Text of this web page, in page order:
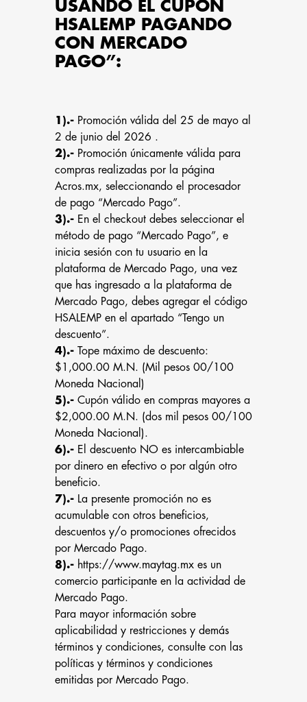
USANDO EL CUPÓN
HSALEMP PAGANDO
CON MERCADO
PAGO”:
1).- Promoción válida del 25 de mayo al
2 de junio del 2026 .
2).- Promoción únicamente válida para
compras realizadas por la página
Acros.mx, seleccionando el procesador
de pago “Mercado Pago”.
3).- En el checkout debes seleccionar el
método de pago “Mercado Pago”, e
inicia sesión con tu usuario en la
plataforma de Mercado Pago, una vez
que has ingresado a la plataforma de
Mercado Pago, debes agregar el código
HSALEMP en el apartado “Tengo un
descuento”.
4).- Tope máximo de descuento:
$1,000.00 M.N. (Mil pesos 00/100
Moneda Nacional)
5).- Cupón válido en compras mayores a
$2,000.00 M.N. (dos mil pesos 00/100
Moneda Nacional).
6).- El descuento NO es intercambiable
por dinero en efectivo o por algún otro
beneficio.
7).- La presente promoción no es
acumulable con otros beneficios,
descuentos y/o promociones ofrecidos
por Mercado Pago.
8).- https://www.maytag.mx es un
comercio participante en la actividad de
Mercado Pago.
Para mayor información sobre
aplicabilidad y restricciones y demás
términos y condiciones, consulte con las
políticas y términos y condiciones
emitidas por Mercado Pago.